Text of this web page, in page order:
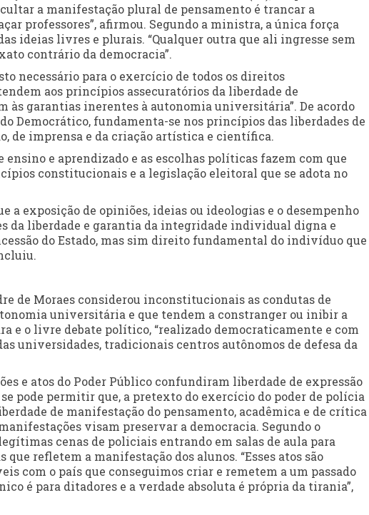
a manifestação plural de pensamento é trancar a
professores”, afirmou. Segundo a ministra, a única força
ideias livres e plurais. “Qualquer outra que ali ingresse sem
contrário da democracia”.
necessário para o exercício de todos os direitos
aos princípios assecuratórios da liberdade de
às garantias inerentes à autonomia universitária”. De acordo
Democrático, fundamenta-se nos princípios das liberdades de
de imprensa e da criação artística e científica.
ensino e aprendizado e as escolhas políticas fazem com que
constitucionais e a legislação eleitoral que se adota no
exposição de opiniões, ideias ou ideologias e o desempenho
da liberdade e garantia da integridade individual digna e
do Estado, mas sim direito fundamental do indivíduo que
de Moraes considerou inconstitucionais as condutas de
universitária e que tendem a constranger ou inibir a
e o livre debate político, “realizado democraticamente e com
universidades, tradicionais centros autônomos de defesa da
e atos do Poder Público confundiram liberdade de expressão
pode permitir que, a pretexto do exercício do poder de polícia
de manifestação do pensamento, acadêmica e de crítica
visam preservar a democracia. Segundo o
cenas de policiais entrando em salas de aula para
refletem a manifestação dos alunos. “Esses atos são
com o país que conseguimos criar e remetem a um passado
é para ditadores e a verdade absoluta é própria da tirania”,